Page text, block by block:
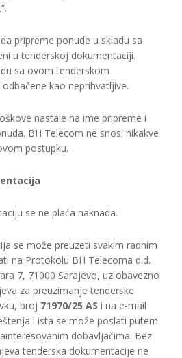
pripreme ponude u skladu sa
u tenderskoj dokumentaciji.
sa ovom tenderskom
kao neprihvatljive.
nastale na ime pripreme i
BH Telecom ne snosi nikakve
postupku.
se ne plaća naknada.
se može preuzeti svakim radnim
na Protokolu BH Telecoma d.d.
7, 71000 Sarajevo, uz obavezno
za preuzimanje tenderske
broj 71970/25 AS i na e-mail
i ista se može poslati putem
dobavljačima. Bez
tenderska dokumentacije ne